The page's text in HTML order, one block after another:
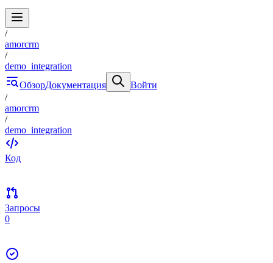
/
amorcrm
/
demo_integration
ОбзорДокументация
Войти
/
amorcrm
/
demo_integration
Код
Запросы
0